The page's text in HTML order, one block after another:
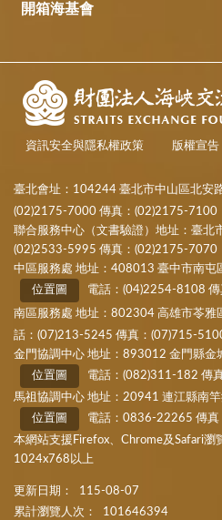
開箱海基會
資訊安全與隱私權政策 版權宣告
臺北會址：104244 臺北市中山區北安
(02)2175-7000 傳真：(02)2175-7100
聯合服務中心（文書驗證）地址：臺北
(02)2533-5995 傳真：(02)2175-7070
中區服務處 地址：408013 臺中市南屯
位置圖
電話：(04)2254-8108
南區服務處 地址：802304 高雄市苓雅
話：(07)213-5245 傳真：(07)715-
金門協調中心 地址：893012 金門縣金
位置圖
電話：(082)311-182 傳
馬祖協調中心 地址：20941 連江縣南
位置圖
電話：0836-22265 傳
本網站支援Firefox、Chrome及Safari瀏
1024x768以上
更新日期：
115-08-07
累計瀏覽人次：
101646394